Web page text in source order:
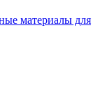
материалы для